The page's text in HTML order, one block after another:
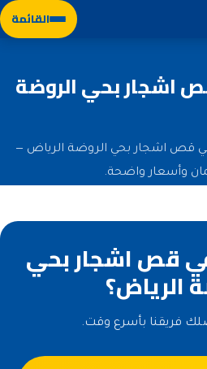
القائمة
اشجار بحي الروضة
قص اشجار بحي الروضة الرياض —
وأسعار واضحة.
قص اشجار بحي
الرياض؟
فريقنا بأسرع وقت.